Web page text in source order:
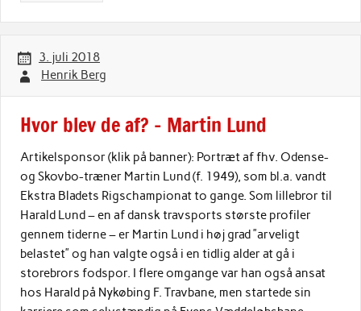
3. juli 2018
Henrik Berg
Hvor blev de af? – Martin Lund
Artikelsponsor (klik på banner): Portræt af fhv. Odense-
og Skovbo-træner Martin Lund (f. 1949), som bl.a. vandt
Ekstra Bladets Rigschampionat to gange. Som lillebror til
Harald Lund – en af dansk travsports største profiler
gennem tiderne – er Martin Lund i høj grad ”arveligt
belastet” og han valgte også i en tidlig alder at gå i
storebrors fodspor. I flere omgange var han også ansat
hos Harald på Nykøbing F. Travbane, men startede sin